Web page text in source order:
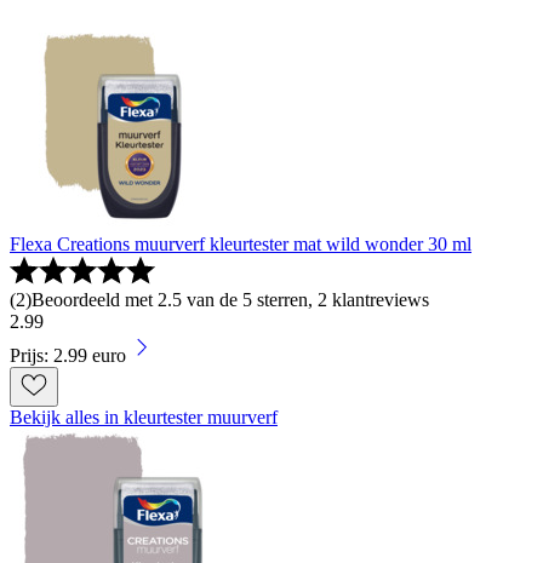
Flexa Creations muurverf kleurtester mat wild wonder 30 ml
(2)Beoordeeld met 2.5 van de 5 sterren, 2 klantreviews
2.99
Prijs: 2.99 euro
Bekijk alles in kleurtester muurverf